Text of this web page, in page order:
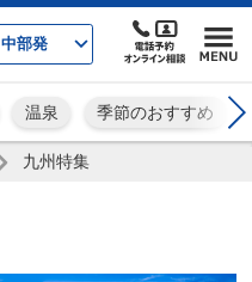
中部発
温泉 季節のおすすめ
九州特集